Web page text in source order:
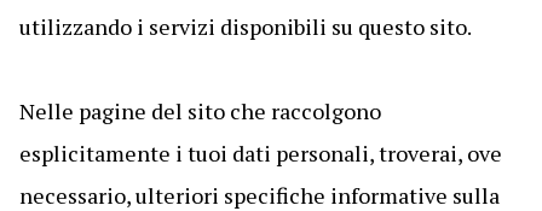
utilizzando i servizi disponibili su questo sito.
Nelle pagine del sito che raccolgono
esplicitamente i tuoi dati personali, troverai, ove
necessario, ulteriori specifiche informative sulla